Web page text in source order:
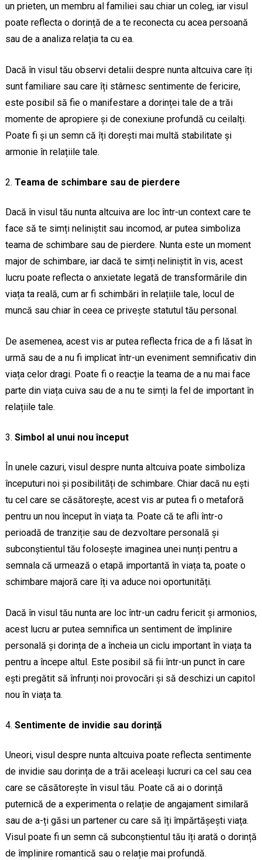
un prieten, un membru al familiei sau chiar un coleg, iar visul
poate reflecta o dorință de a te reconecta cu acea persoană
sau de a analiza relația ta cu ea.
Dacă în visul tău observi detalii despre nunta altcuiva care îți
sunt familiare sau care îți stârnesc sentimente de fericire,
este posibil să fie o manifestare a dorinței tale de a trăi
momente de apropiere și de conexiune profundă cu ceilalți.
Poate fi și un semn că îți dorești mai multă stabilitate și
armonie în relațiile tale.
Teama de schimbare sau de pierdere
Dacă în visul tău nunta altcuiva are loc într-un context care te
face să te simți neliniștit sau incomod, ar putea simboliza
teama de schimbare sau de pierdere. Nunta este un moment
major de schimbare, iar dacă te simți neliniștit în vis, acest
lucru poate reflecta o anxietate legată de transformările din
viața ta reală, cum ar fi schimbări în relațiile tale, locul de
muncă sau chiar în ceea ce privește statutul tău personal.
De asemenea, acest vis ar putea reflecta frica de a fi lăsat în
urmă sau de a nu fi implicat într-un eveniment semnificativ din
viața celor dragi. Poate fi o reacție la teama de a nu mai face
parte din viața cuiva sau de a nu te simți la fel de important în
relațiile tale.
Simbol al unui nou început
În unele cazuri, visul despre nunta altcuiva poate simboliza
începuturi noi și posibilități de schimbare. Chiar dacă nu ești
tu cel care se căsătorește, acest vis ar putea fi o metaforă
pentru un nou început în viața ta. Poate că te afli într-o
perioadă de tranziție sau de dezvoltare personală și
subconștientul tău folosește imaginea unei nunți pentru a
semnala că urmează o etapă importantă în viața ta, poate o
schimbare majoră care îți va aduce noi oportunități.
Dacă în visul tău nunta are loc într-un cadru fericit și armonios,
acest lucru ar putea semnifica un sentiment de împlinire
personală și dorința de a încheia un ciclu important în viața ta
pentru a începe altul. Este posibil să fii într-un punct în care
ești pregătit să înfrunți noi provocări și să deschizi un capitol
nou în viața ta.
Sentimente de invidie sau dorință
Uneori, visul despre nunta altcuiva poate reflecta sentimente
de invidie sau dorința de a trăi aceleași lucruri ca cel sau cea
care se căsătorește în visul tău. Poate că ai o dorință
puternică de a experimenta o relație de angajament similară
sau de a-ți găsi un partener cu care să îți împărtășești viața.
Visul poate fi un semn că subconștientul tău îți arată o dorință
de împlinire romantică sau o relație mai profundă.